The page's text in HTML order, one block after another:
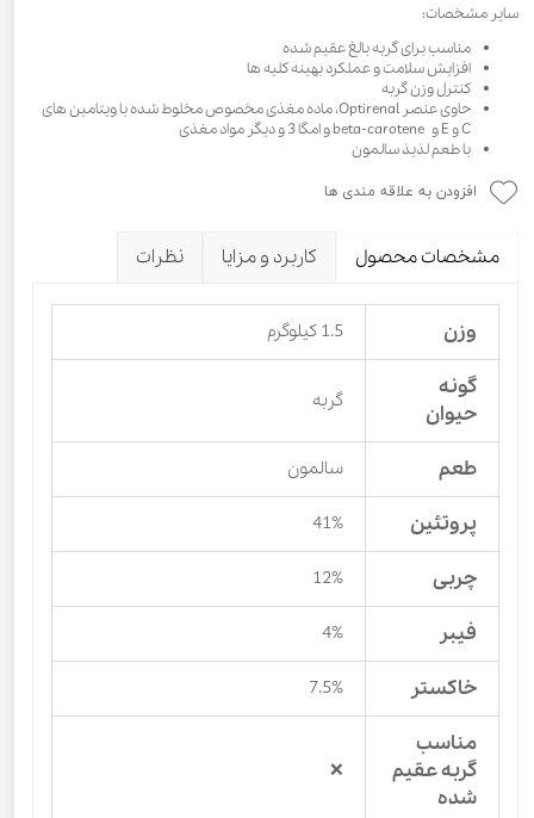
سایر مشخصات:
مناسب برای گربه بالغ عقیم شده
افزایش سلامت و عملکرد بهینه کلیه ها
کنترل وزن گربه
حاوی عنصر Optirenal، ماده مغذی مخصوص مخلوط شده با ویتامین های
C و E و beta-carotene و امگا 3 و دیگر مواد مغذی
با طعم لذیذ سالمون
افزودن به علاقه مندی ها
مشخصات محصول کاربرد و مزایا نظرات
وزن 1.5 کیلوگرم
گونه
حیوان
گربه
طعم سالمون
پروتئین 41%
چربی 12%
فیبر 4%
خاکستر 7.5%
مناسب
گربه عقیم
شده
❌